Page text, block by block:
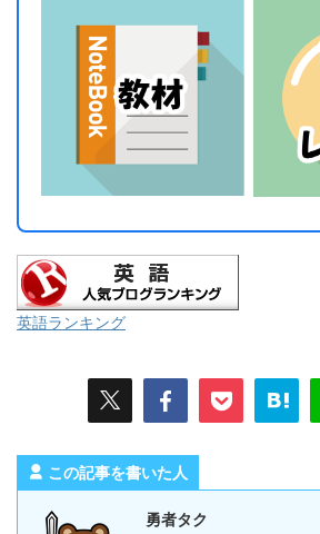
英語ランキング
この記事を書いた人
勇者タク